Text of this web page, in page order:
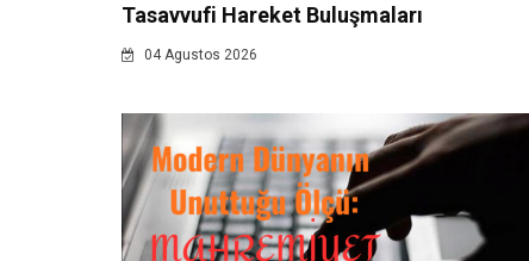
Tasavvufi Hareket Buluşmaları
04 Agustos 2026